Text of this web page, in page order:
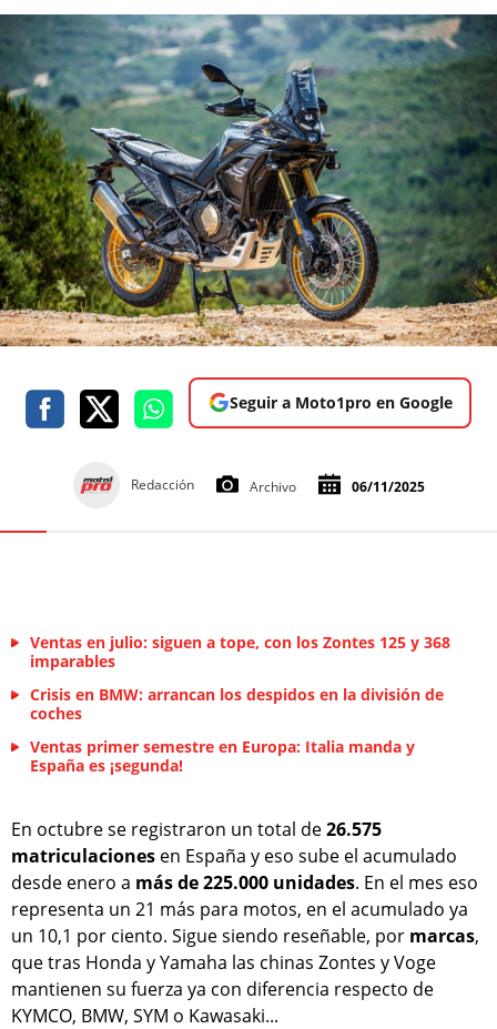
Seguir a Moto1pro en Google
Redacción Archivo 06/11/2025
Ventas en julio: siguen a tope, con los Zontes 125 y 368
imparables
Crisis en BMW: arrancan los despidos en la división de
coches
Ventas primer semestre en Europa: Italia manda y
España es ¡segunda!
En octubre se registraron un total de26.575
matriculaciones en España y eso sube el acumulado
desde enero a más de 225.000 unidades. En el mes eso
representa un 21 más para motos, en el acumulado ya
un 10,1 por ciento. Sigue siendo reseñable, por marcas,
que tras Honda y Yamaha las chinas Zontes y Voge
mantienen su fuerza ya con diferencia respecto de
KYMCO, BMW, SYM o Kawasaki...